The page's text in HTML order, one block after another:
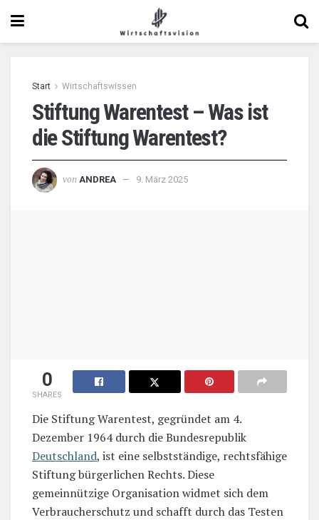
Start Wirtschaftswissen
Stiftung Warentest – Was ist
die Stiftung Warentest?
von ANDREA 9. März 2025
0
SHARES
Die Stiftung Warentest, gegründet am 4.
Dezember 1964 durch die Bundesrepublik
Deutschland, ist eine selbstständige, rechtsfähige
Stiftung bürgerlichen Rechts. Diese
gemeinnützige Organisation widmet sich dem
Verbraucherschutz und schafft durch das Testen